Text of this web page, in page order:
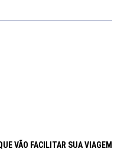
VÃO FACILITAR SUA VIAGEM